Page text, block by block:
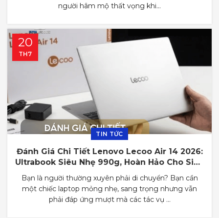
người hâm mộ thất vọng khi...
20
TH7
TIN TỨC
Đánh Giá Chi Tiết Lenovo Lecoo Air 14 2026:
Ultrabook Siêu Nhẹ 990g, Hoàn Hảo Cho Sinh
Viên & Dân Văn Phòng
Bạn là người thường xuyên phải di chuyển? Bạn cần
một chiếc laptop mỏng nhẹ, sang trọng nhưng vẫn
phải đáp ứng mượt mà các tác vụ ...